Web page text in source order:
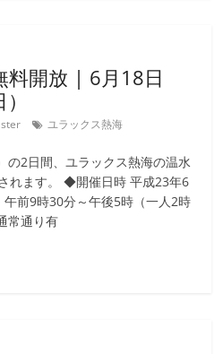
料開放 | 6月18日
ユラックス熱海
の2日間、ユラックス熱海の温水
れます。 ◆開催日時 平成23年6
前9時30分～午後5時（一人2時
常通り有